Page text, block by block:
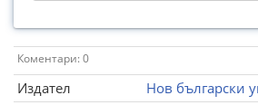
Коментари: 0
Издател
Нов български